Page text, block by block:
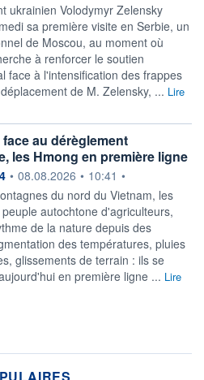
ukrainien Volodymyr Zelensky
sa première visite en Serbie, un
de Moscou, au moment où
à renforcer le soutien
face à l'intensification des frappes
de M. Zelensky, ... Lire
au dérèglement
les Hmong en première ligne
par
• 08.08.2026 • 10:41 •
du nord du Vietnam, les
autochtone d'agriculteurs,
de la nature depuis des
des températures, pluies
glissements de terrain : ils se
en première ligne ... Lire